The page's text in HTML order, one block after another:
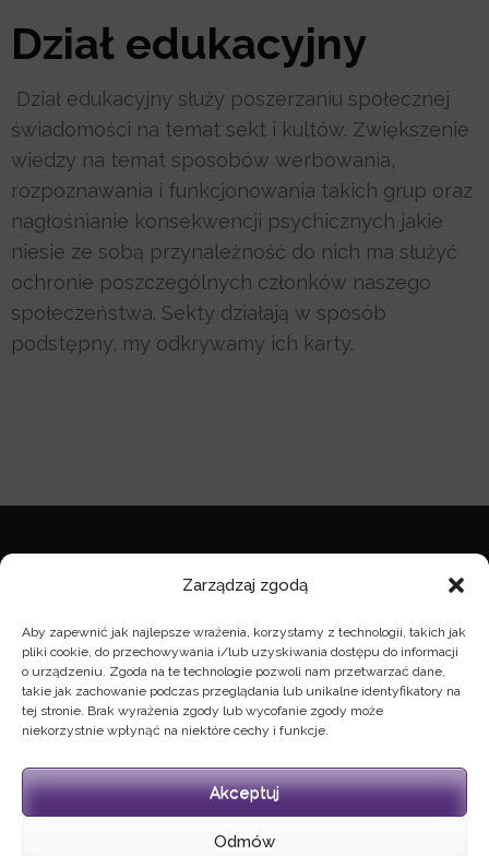
Zarządzaj zgodą
Aby zapewnić jak najlepsze wrażenia, korzystamy z technologii, takich jak
pliki cookie, do przechowywania i/lub uzyskiwania dostępu do informacji
o urządzeniu. Zgoda na te technologie pozwoli nam przetwarzać dane,
takie jak zachowanie podczas przeglądania lub unikalne identyfikatory na
tej stronie. Brak wyrażenia zgody lub wycofanie zgody może
niekorzystnie wpłynąć na niektóre cechy i funkcje.
Akceptuj
Odmów
Dział edukacyjny
Dział edukacyjny służy poszerzaniu społecznej
świadomości na temat sekt i kultów. Zwiększenie
wiedzy na temat sposobów werbowania,
rozpoznawania i funkcjonowania takich grup oraz
nagłośnianie konsekwencji psychicznych jakie
niesie ze sobą przynależność do nich ma służyć
ochronie poszczególnych członków naszego
społeczeństwa. Sekty działają w sposób
podstępny, my odkrywamy ich karty.
NOTA PRAWNA
nota prawna
KONTAKT
MEDIA SPOŁECZNOŚCIOWE